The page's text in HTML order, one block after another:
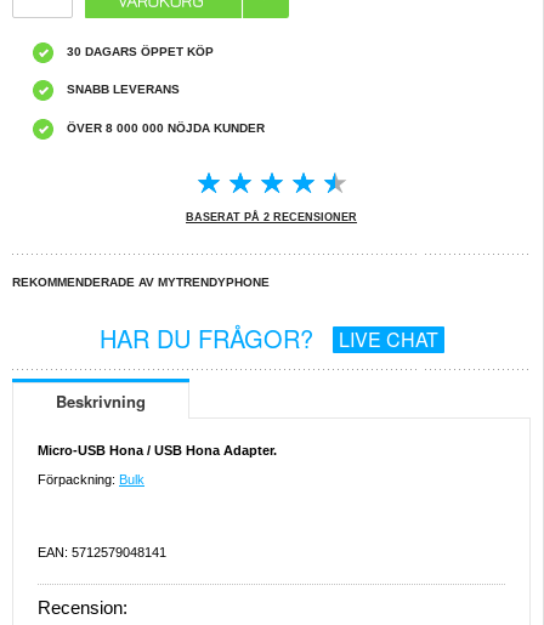
30 DAGARS ÖPPET KÖP
SNABB LEVERANS
ÖVER 8 000 000 NÖJDA KUNDER
BASERAT PÅ 2 RECENSIONER
REKOMMENDERADE AV MYTRENDYPHONE
HAR DU FRÅGOR? LIVE CHAT
Beskrivning
Micro-USB Hona / USB Hona Adapter.
Förpackning: Bulk
EAN: 5712579048141
Recension: